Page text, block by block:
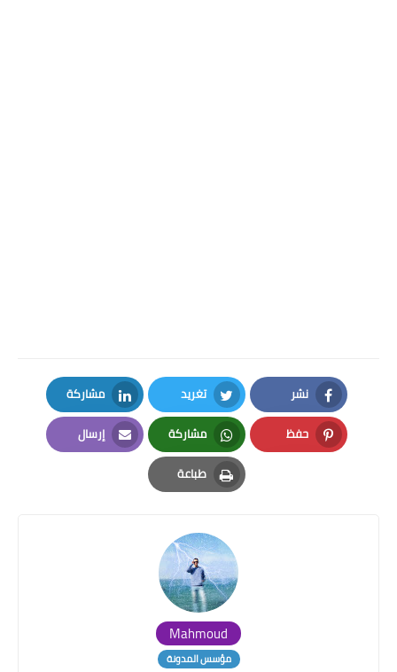
نشر
Facebook
تغريد
Twitter
مشاركة
LinkedIn
حفظ
Pinterest
مشاركة
Whatsapp
إرسال
Email
طباعة
Print
Mahmoud
مؤسس المدونة